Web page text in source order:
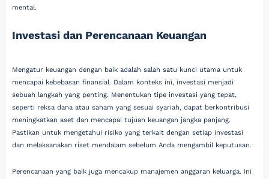
mental.
Investasi dan Perencanaan Keuangan
Mengatur keuangan dengan baik adalah salah satu kunci utama untuk
mencapai kebebasan finansial. Dalam konteks ini, investasi menjadi
sebuah langkah yang penting. Menentukan tipe investasi yang tepat,
seperti reksa dana atau saham yang sesuai syariah, dapat berkontribusi
meningkatkan aset dan mencapai tujuan keuangan jangka panjang.
Pastikan untuk mengetahui risiko yang terkait dengan setiap investasi
dan melaksanakan riset mendalam sebelum Anda mengambil keputusan.
Perencanaan yang baik juga mencakup manajemen anggaran keluarga. Ini